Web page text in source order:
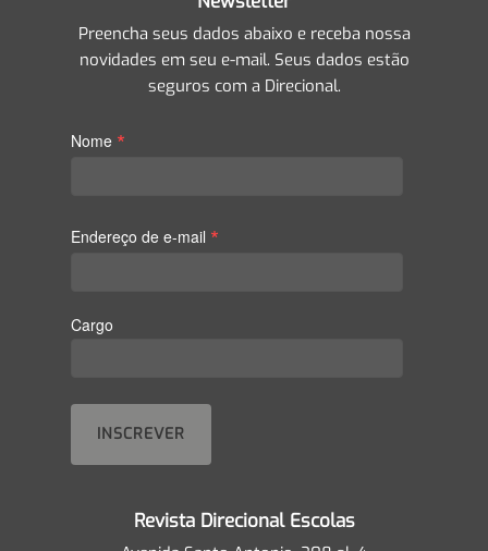
Preencha seus dados abaixo e receba nossa
novidades em seu e-mail. Seus dados estão
seguros com a Direcional.
Nome *
Endereço de e-mail *
Cargo
Revista Direcional Escolas